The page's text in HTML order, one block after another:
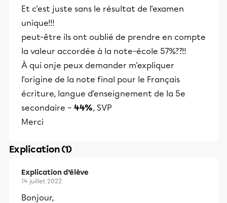
Et c'est juste sans le résultat de l'examen
unique!!!
peut-être ils ont oublié de prendre en compte
la valeur accordée à la note-école 57%??!!
À qui onje peux demander m'expliquer
l'origine de la note final pour le Français
écriture, langue d'enseignement de la 5e
secondaire – 44%, SVP
Merci
Explication (1)
Explication d’élève
14 juillet 2022
Bonjour,